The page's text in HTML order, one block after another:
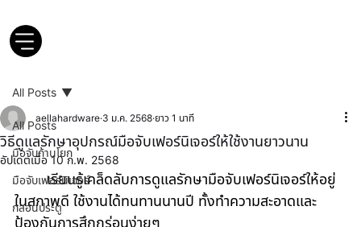
All Posts
มือจับก้านโยก
มือจับเฟอร์นิเจอร์
กลอนประตู
All Posts
วิธีดูแลรักษาอุปกรณ์มือจับเฟอร์นิเจอร์ให้ใช้งานยาวนาน
aellahardware 3 ม.ค. 2568 ยาว 1 นาที
อัปเดตเมื่อ10 ก.พ. 2568
	เรียนรู้เคล็ดลับการดูแลรักษา
มือจับเฟอร์นิเจอร์ให้อยู่
ในสภาพดี ใช้งานได้ทนทานนานปี ทั้งทำความสะอาดและ
ป้องกันการสึกกร่อนง่ายๆ